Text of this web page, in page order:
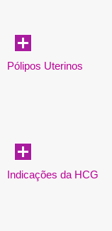
Pólipos Uterinos
Indicações da HCG